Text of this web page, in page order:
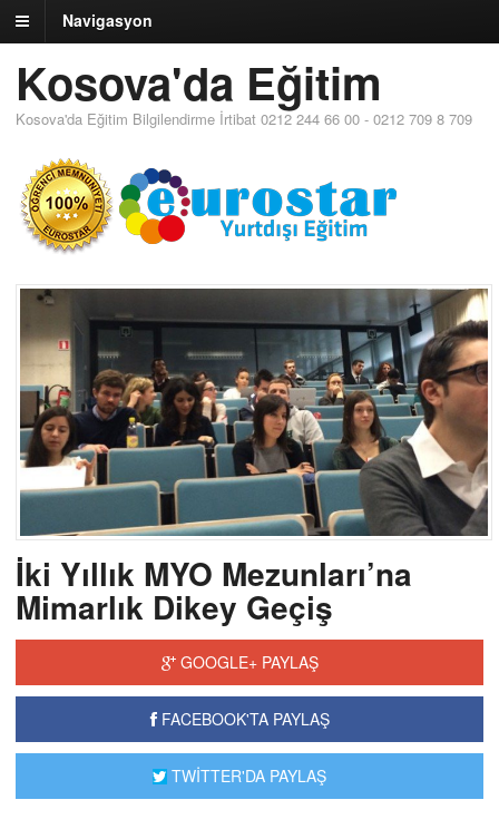
Navigasyon
Kosova'da Eğitim
Kosova'da Eğitim Bilgilendirme İrtibat 0212 244 66 00 - 0212 709 8 709
İki Yıllık MYO Mezunları’na
Mimarlık Dikey Geçiş
GOOGLE+ PAYLAŞ
FACEBOOK'TA PAYLAŞ
TWİTTER'DA PAYLAŞ